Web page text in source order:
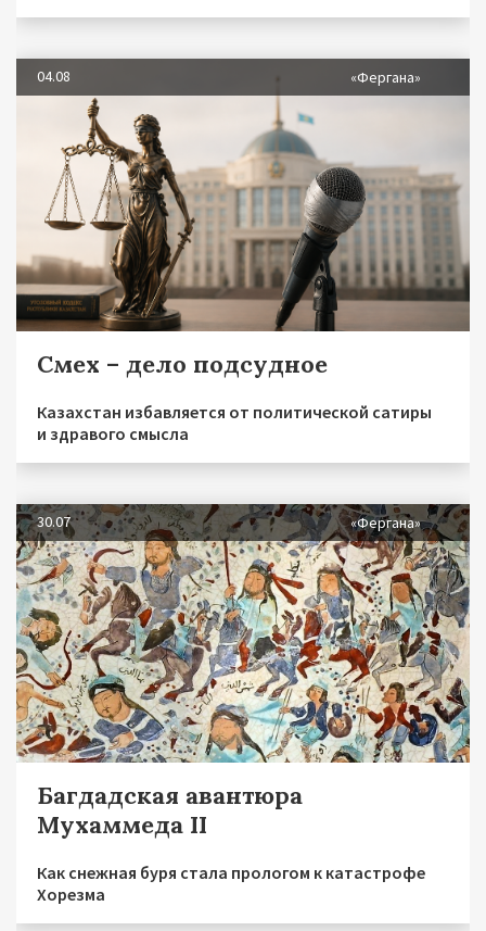
04.08 «Фергана»
Смех – дело подсудное
Казахстан избавляется от политической сатиры
и здравого смысла
30.07 «Фергана»
Багдадская авантюра
Мухаммеда II
Как снежная буря стала прологом к катастрофе
Хорезма